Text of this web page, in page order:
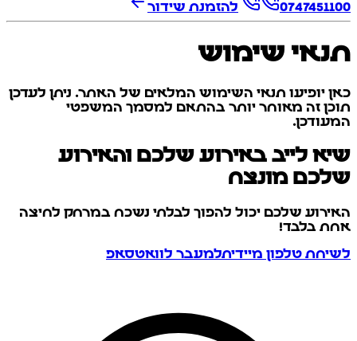
0747451100 להזמנת שידור
תנאי שימוש
כאן יופיעו תנאי השימוש המלאים של האתר. ניתן לעדכן
תוכן זה מאוחר יותר בהתאם למסמך המשפטי
המעודכן.
שיא לייב באירוע שלכם והאירוע
שלכם מונצח
האירוע שלכם יכול להפוך לבלתי נשכח במרחק לחיצה
אחת בלבד!
לשיחת טלפון מיידיתלמעבר לוואטסאפ